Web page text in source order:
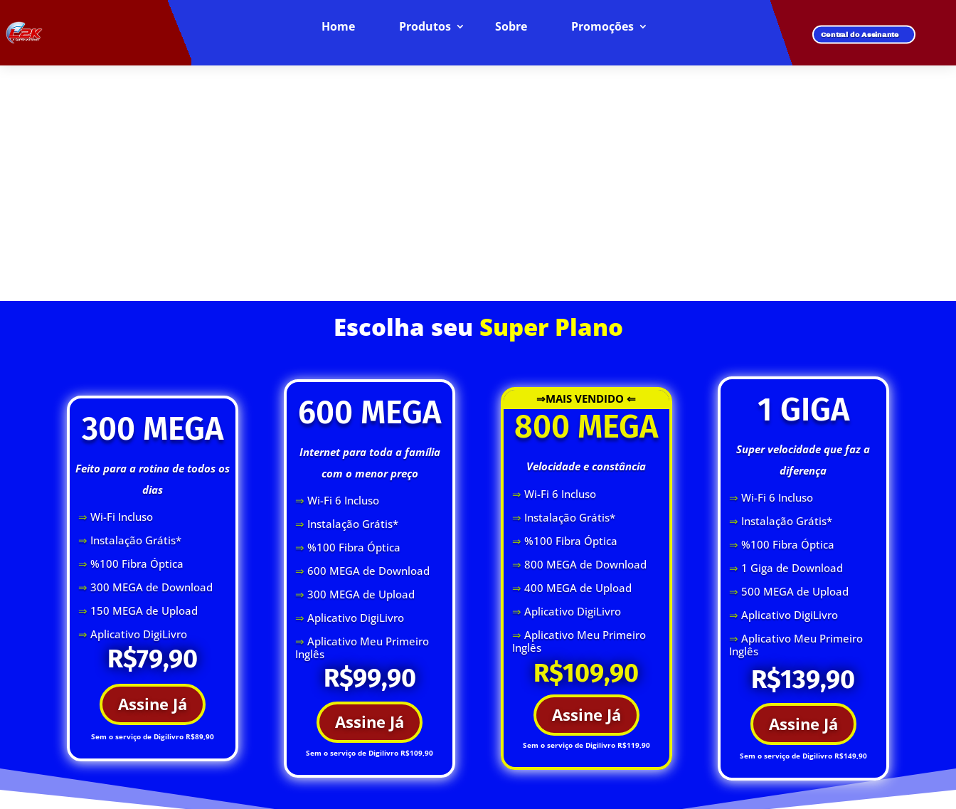
Home Produtos Sobre Promoções Central do Assinante
Escolha seu Super Plano
300 MEGA
Feito para a rotina de todos os
dias
⇒ Wi-Fi Incluso
⇒ Instalação Grátis*
⇒ %100 Fibra Óptica
⇒ 300 MEGA de Download
⇒ 150 MEGA de Upload
⇒Aplicativo DigiLivro
R$79,90
Assine Já
Sem o serviço de Digilivro R$89,90
600 MEGA
Internet para toda a família
com o menor preço
⇒ Wi-Fi 6 Incluso
⇒ Instalação Grátis*
⇒ %100 Fibra Óptica
⇒ 600 MEGA de Download
⇒ 300 MEGA de Upload
⇒ Aplicativo DigiLivro
⇒ Aplicativo Meu Primeiro
Inglês
R$99,90
Assine Já
Sem o serviço de Digilivro R$109,90
⇒MAIS VENDIDO ⇐
800 MEGA
Velocidade e constância
⇒ Wi-Fi 6 Incluso
⇒ Instalação Grátis*
⇒ %100 Fibra Óptica
⇒ 800 MEGA de Download
⇒ 400 MEGA de Upload
⇒ Aplicativo DigiLivro
⇒ Aplicativo Meu Primeiro
Inglês
R$109,90
Assine Já
Sem o serviço de Digilivro R$119,90
1 GIGA
Super velocidade que faz a
diferença
⇒ Wi-Fi 6 Incluso
⇒ Instalação Grátis*
⇒ %100 Fibra Óptica
⇒ 1 Giga de Download
⇒ 500 MEGA de Upload
⇒ Aplicativo DigiLivro
⇒ Aplicativo Meu Primeiro
Inglês
R$139,90
Assine Já
Sem o serviço de Digilivro R$149,90